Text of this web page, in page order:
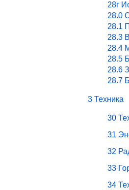
28г
28.0
28.1
28.3
28.4
28.5
28.6
28.7
3 Техника
30
31
32
33
34